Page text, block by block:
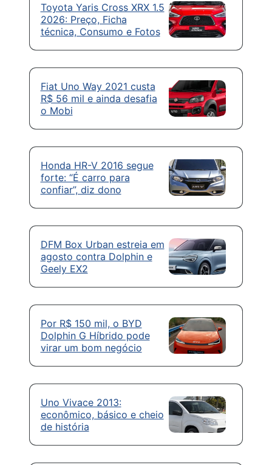
Toyota Yaris Cross XRX 1.5
2026: Preço, Ficha
técnica, Consumo e Fotos
Fiat Uno Way 2021 custa
R$ 56 mil e ainda desafia
o Mobi
Honda HR-V 2016 segue
forte: “É carro para
confiar”, diz dono
DFM Box Urban estreia em
agosto contra Dolphin e
Geely EX2
Por R$ 150 mil, o BYD
Dolphin G Híbrido pode
virar um bom negócio
Uno Vivace 2013:
econômico, básico e cheio
de história